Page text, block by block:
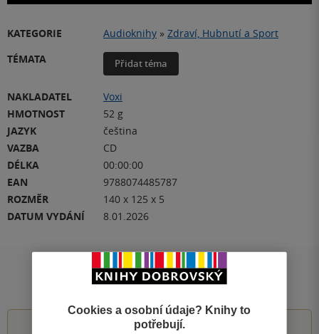
KATEGORIE Audioknihy » Zdraví, Hubnutí a Sport
TÉMATA
Přidat téma
NAKLADATEL
Voxi
HMOTNOST
52 g
JAZYK
čeština
VAZBA
CD
DÉLKA
00:00:00
EAN
9788074485787
ROZMĚR
140 x 125 x 5
DATUM VYDÁNÍ
8.01.2026
Hodnocení a recenze čtenářů
Cookies a osobní údaje? Knihy to
potřebují.